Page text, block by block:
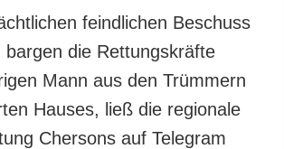
LEISTUNGEN
Abonnement
Fotobank
feindlichen Beschuss
bargen die Rettungskräfte
Mann aus den Trümmern
Hauses, ließ die regionale
Chersons auf Telegram